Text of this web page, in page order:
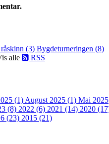
(3) Bygdeturneringen (8)
alle RSS
(1) August 2025 (1) Mai 2025
(8) 2022 (6) 2021 (14) 2020
(23) 2015 (21)